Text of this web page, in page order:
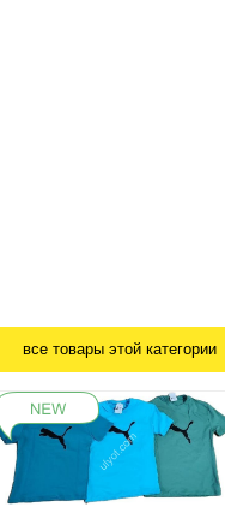
все товары этой категории